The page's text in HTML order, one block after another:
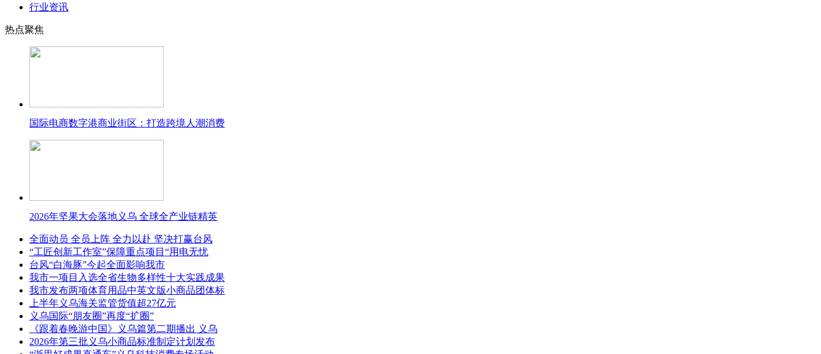
行业资讯
热点聚焦
国际电商数字港商业街区：打造跨境人潮消费
2026年坚果大会落地义乌 全球全产业链精英
全面动员 全员上阵 全力以赴 坚决打赢台风
“工匠创新工作室”保障重点项目“用电无忧
台风“白海豚”今起全面影响我市
我市一项目入选全省生物多样性十大实践成果
我市发布两项体育用品中英文版小商品团体标
上半年义乌海关监管货值超27亿元
义乌国际“朋友圈”再度“扩圈”
《跟着春晚游中国》义乌篇第二期播出 义乌
2026年第三批义乌小商品标准制定计划发布